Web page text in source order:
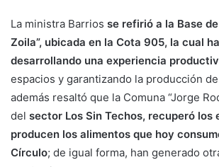
La ministra Barrios se refirió a la Base
Zoila”, ubicada en la Cota 905, la cual
desarrollando una experiencia
espacios y garantizando la producción
además resaltó que la Comuna “Jorge
del sector Los Sin Techos, recuperó los
producen los alimentos que hoy
Círculo; de igual forma, han generado